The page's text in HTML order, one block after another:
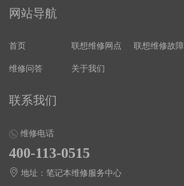
网站导航
首页 联想维修网点 联想维修故障
维修问答 关于我们
联系我们
维修电话
400-113-0515
地址：笔记本维修服务中心